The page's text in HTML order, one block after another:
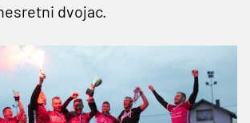
dvojac.